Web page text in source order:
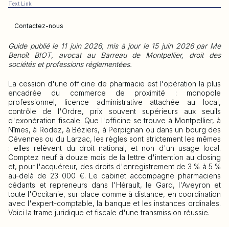
Text Link
Contactez-nous
Guide publié le 11 juin 2026, mis à jour le 15 juin 2026 par Me
Benoît BIOT, avocat au Barreau de Montpellier, droit des
sociétés et professions réglementées.
La cession d'une officine de pharmacie est l'opération la plus
encadrée du commerce de proximité : monopole
professionnel, licence administrative attachée au local,
contrôle de l'Ordre, prix souvent supérieurs aux seuils
d'exonération fiscale. Que l'officine se trouve à Montpellier, à
Nîmes, à Rodez, à Béziers, à Perpignan ou dans un bourg des
Cévennes ou du Larzac, les règles sont strictement les mêmes
: elles relèvent du droit national, et non d'un usage local.
Comptez neuf à douze mois de la lettre d'intention au closing
et, pour l'acquéreur, des droits d'enregistrement de 3 % à 5 %
au-delà de 23 000 €. Le cabinet accompagne pharmaciens
cédants et repreneurs dans l'Hérault, le Gard, l'Aveyron et
toute l'Occitanie, sur place comme à distance, en coordination
avec l'expert-comptable, la banque et les instances ordinales.
Voici la trame juridique et fiscale d'une transmission réussie.